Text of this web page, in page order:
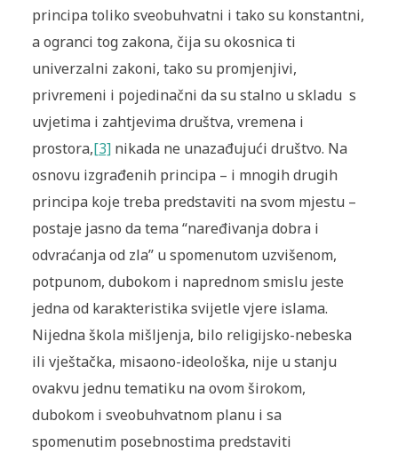
principa toliko sveobuhvatni i tako su konstantni,
a ogranci tog zakona, čija su okosnica ti
univerzalni zakoni, tako su promjenjivi,
privremeni i pojedinačni da su stalno u skladu s
uvjetima i zahtjevima društva, vremena i
prostora,[3]nikada ne unazađujući društvo. Na
osnovu izgrađenih principa – i mnogih drugih
principa koje treba predstaviti na svom mjestu –
postaje jasno da tema “naređivanja dobra i
odvraćanja od zla” u spomenutom uzvišenom,
potpunom, dubokom i naprednom smislu jeste
jedna od karakteristika svijetle vjere islama.
Nijedna škola mišljenja, bilo religijsko-nebeska
ili vještačka, misaono-ideološka, nije u stanju
ovakvu jednu tematiku na ovom širokom,
dubokom i sveobuhvatnom planu i sa
spomenutim posebnostima predstaviti